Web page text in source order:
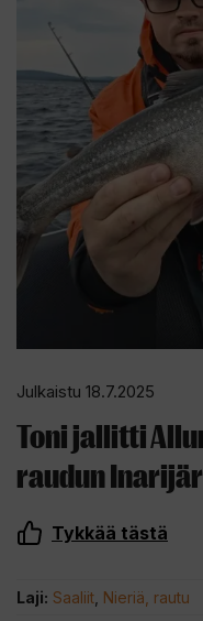
Julkaistu 18.7.2025
Toni jallitti
raudun
Tykkää tästä
Laji: Saaliit Nieriä, rautu